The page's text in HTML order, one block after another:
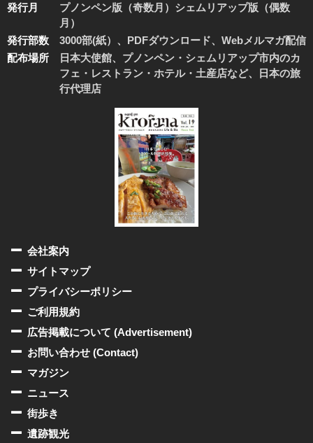
発行月
プノンペン版（奇数月）シェムリアップ版（偶数
月）
発行部数
3000部(紙）、PDFダウンロード、Webメルマガ配信
配布場所
日本大使館、プノンペン・シェムリアップ市内のカ
フェ・レストラン・ホテル・土産店など、日本の旅
行代理店
会社案内
サイトマップ
プライバシーポリシー
ご利用規約
広告掲載について (Advertisement)
お問い合わせ (Contact)
マガジン
ニュース
街歩き
遺跡観光